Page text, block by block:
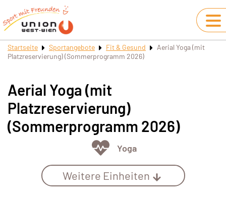
Startseite Sportangebote Fit & Gesund
Aerial Yoga (mit
Platzreservierung) (Sommerprogramm 2026)
Aerial Yoga (mit
Platzreservierung)
(Sommerprogramm 2026)
Yoga
Weitere Einheiten